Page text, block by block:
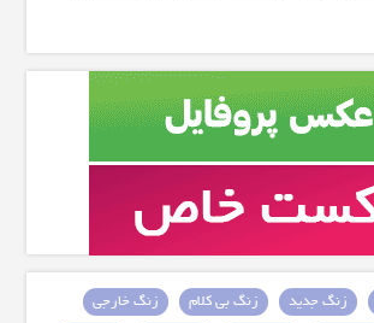
زنگ جدید زنگ بی کلام
زنگ خارجی